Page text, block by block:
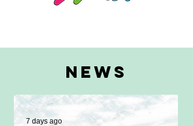
NEWS
7 days ago